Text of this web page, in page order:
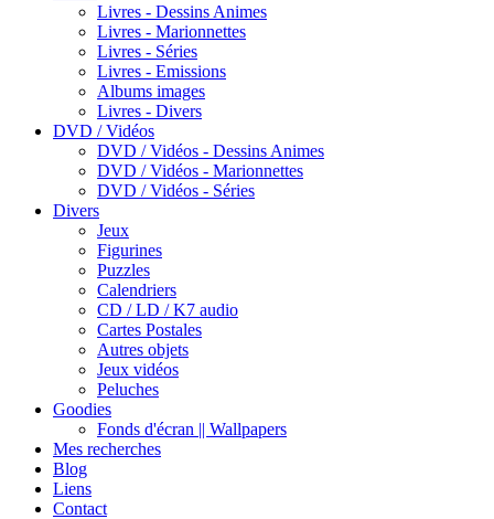
Livres - Dessins Animes
Livres - Marionnettes
Livres - Séries
Livres - Emissions
Albums images
Livres - Divers
DVD / Vidéos
DVD / Vidéos - Dessins Animes
DVD / Vidéos - Marionnettes
DVD / Vidéos - Séries
Divers
Jeux
Figurines
Puzzles
Calendriers
CD / LD / K7 audio
Cartes Postales
Autres objets
Jeux vidéos
Peluches
Goodies
Fonds d'écran || Wallpapers
Mes recherches
Blog
Liens
Contact